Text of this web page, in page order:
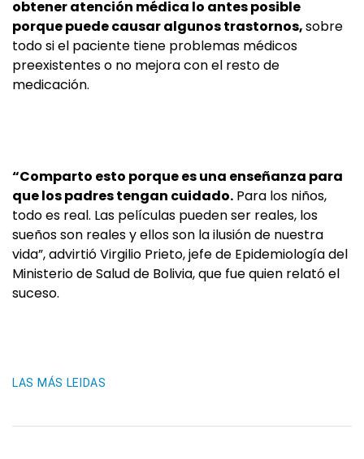
obtener atención médica lo antes posible
porque puede causar algunos trastornos,sobre
todo si el paciente tiene problemas médicos
preexistentes o no mejora con el resto de
medicación.
“Comparto esto porque es una enseñanza para
que los padres tengan cuidado. Para los niños,
todo es real. Las películas pueden ser reales, los
sueños son reales y ellos son la ilusión de nuestra
vida”, advirtió Virgilio Prieto, jefe de Epidemiología del
Ministerio de Salud de Bolivia, que fue quien relató el
suceso.
LAS MÁS LEIDAS